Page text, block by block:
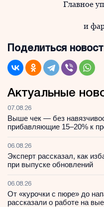
Главное
и
Поделиться
Актуальные
07.08.26
Выше чек — без
прибавляющие 15–20% к
06.08.26
Эксперт рассказал, как
при выпуске обновлений
06.08.26
От «курочки с пюре» до
рассказали о работе на